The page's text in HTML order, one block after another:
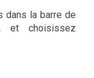
dans la barre de
et choisissez